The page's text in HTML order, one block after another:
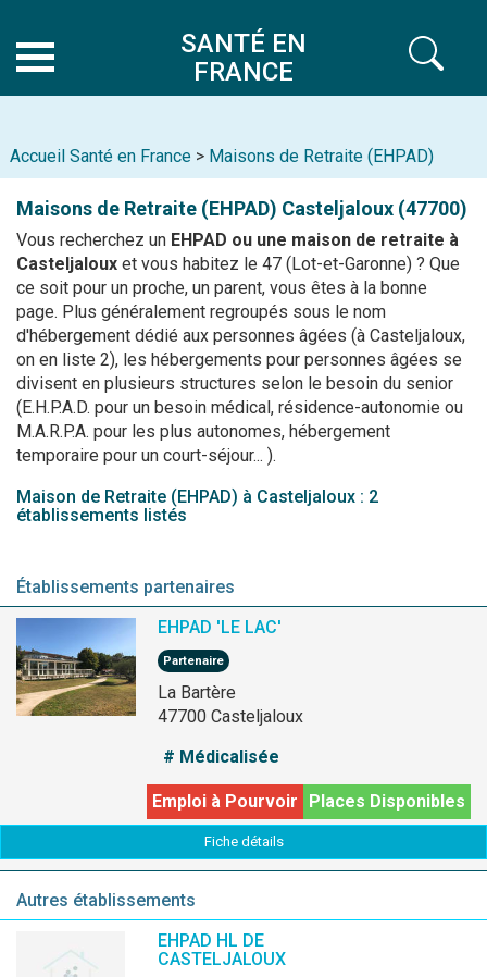
SANTÉ EN
FRANCE
Accueil Santé en France > Maisons de Retraite (EHPAD)
Maisons de Retraite (EHPAD) Casteljaloux (47700)
Vous recherchez un EHPAD ou une maison de retraite à
Casteljaloux et vous habitez le 47 (Lot-et-Garonne) ? Que
ce soit pour un proche, un parent, vous êtes à la bonne
page. Plus généralement regroupés sous le nom
d'hébergement dédié aux personnes âgées (à Casteljaloux,
on en liste 2), les hébergements pour personnes âgées se
divisent en plusieurs structures selon le besoin du senior
(E.H.P.A.D. pour un besoin médical, résidence-autonomie ou
M.A.R.P.A. pour les plus autonomes, hébergement
temporaire pour un court-séjour... ).
Maison de Retraite (EHPAD) à Casteljaloux : 2
établissements listés
Établissements partenaires
EHPAD 'LE LAC'
Partenaire
La Bartère
47700 Casteljaloux
# Médicalisée
Places Disponibles
Emploi à Pourvoir
Fiche détails
Autres établissements
EHPAD HL DE
CASTELJALOUX